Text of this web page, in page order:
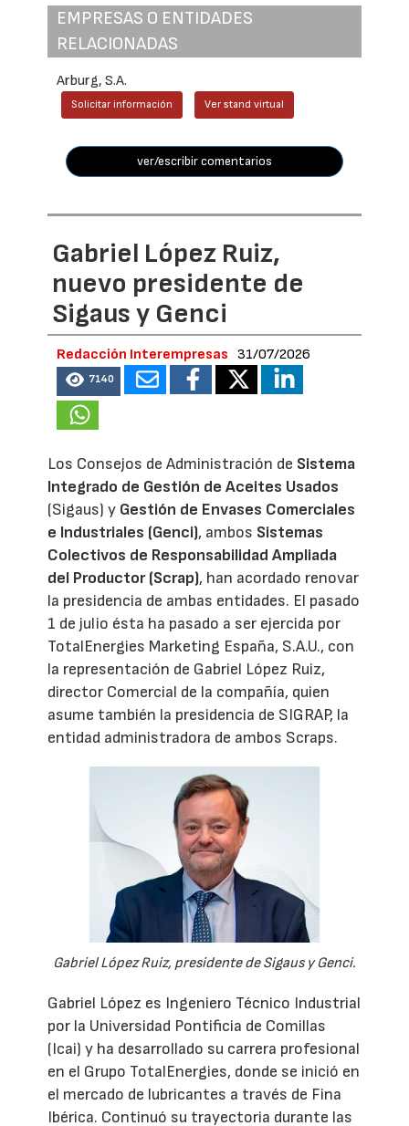
EMPRESAS O ENTIDADES
RELACIONADAS
Arburg, S.A.
Solicitar información Ver stand virtual
ver/escribir comentarios
Gabriel López Ruiz,
nuevo presidente de
Sigaus y Genci
Redacción Interempresas 31/07/2026
7140
Los Consejos de Administración de Sistema
Integrado de Gestión de Aceites Usados
(Sigaus) y Gestión de Envases Comerciales
e Industriales (Genci), ambos Sistemas
Colectivos de Responsabilidad Ampliada
del Productor (Scrap), han acordado renovar
la presidencia de ambas entidades. El pasado
1 de julio ésta ha pasado a ser ejercida por
TotalEnergies Marketing España, S.A.U., con
la representación de Gabriel López Ruiz,
director Comercial de la compañía, quien
asume también la presidencia de SIGRAP, la
entidad administradora de ambos Scraps.
Gabriel López Ruiz, presidente de Sigaus y Genci.
Gabriel López es Ingeniero Técnico Industrial
por la Universidad Pontificia de Comillas
(Icai) y ha desarrollado su carrera profesional
en el Grupo TotalEnergies, donde se inició en
el mercado de lubricantes a través de Fina
Ibérica. Continuó su trayectoria durante las